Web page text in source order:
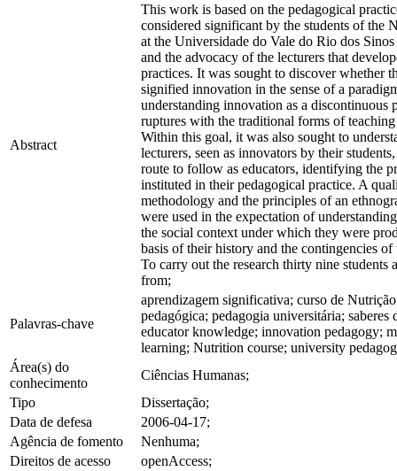
Abstract
This work is based on the pedagogical
considered significant by the students of the
at the Universidade do Vale do Rio dos
and the advocacy of the lecturers that
practices. It was sought to discover whether
signified innovation in the sense of a
understanding innovation as a discontinuous
ruptures with the traditional forms of
Within this goal, it was also sought to
lecturers, seen as innovators by their
route to follow as educators, identifying the
instituted in their pedagogical practice. A
methodology and the principles of an
were used in the expectation of
the social context under which they were
basis of their history and the contingencies
To carry out the research thirty nine students
from;
Palavras-chave
aprendizagem significativa; curso de
pedagógica; pedagogia universitária; saberes
educator knowledge; innovation pedagogy;
learning; Nutrition course; university
Área(s) do
conhecimento
Ciências Humanas;
Tipo
Dissertação;
Data de defesa
2006-04-17;
Agência de fomento
Nenhuma;
Direitos de acesso
openAccess;